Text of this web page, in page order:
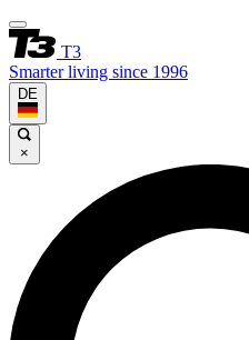
T3
Smarter living since 1996
DE
×